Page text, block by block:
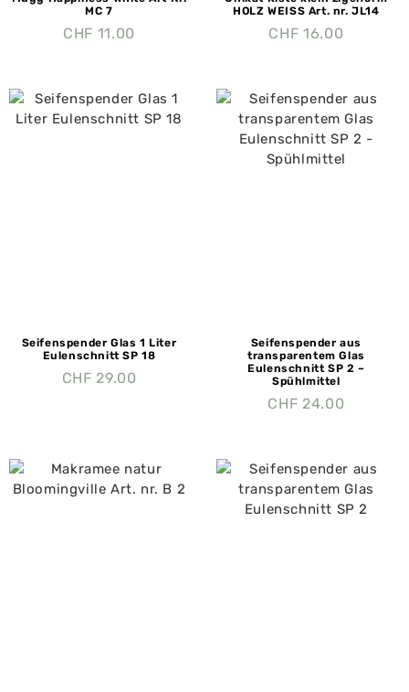
MC 7
CHF 11.00
HOLZ WEISS Art. nr. JL14
CHF 16.00
Seifenspender Glas 1 Liter
Eulenschnitt SP 18
CHF 29.00
Seifenspender aus
transparentem Glas
Eulenschnitt SP 2 –
Spühlmittel
CHF 24.00